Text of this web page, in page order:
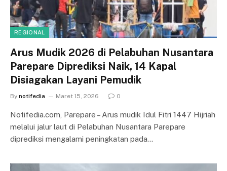
REGIONAL
Arus Mudik 2026 di Pelabuhan Nusantara
Parepare Diprediksi Naik, 14 Kapal
Disiagakan Layani Pemudik
By notifedia Maret 15, 2026 0
Notifedia.com, Parepare – Arus mudik Idul Fitri 1447 Hijriah
melalui jalur laut di Pelabuhan Nusantara Parepare
diprediksi mengalami peningkatan pada…